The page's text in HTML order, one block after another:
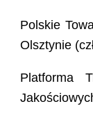
Polskie
Olsztynie
Platforma